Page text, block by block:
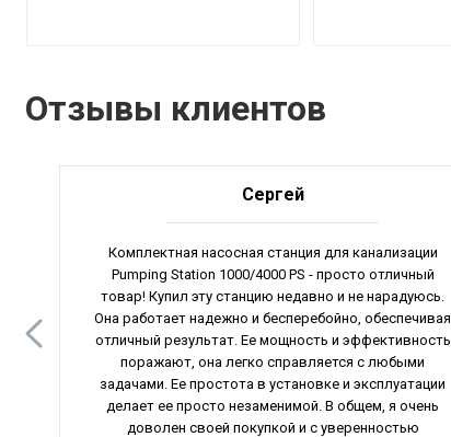
Отзывы клиентов
Сергей
Комплектная насосная станция для канализации
Pumping Station 1000/4000 PS - просто отличный
товар! Купил эту станцию недавно и не нарадуюсь.
Она работает надежно и бесперебойно, обеспечивая
отличный результат. Ее мощность и эффективность
поражают, она легко справляется с любыми
задачами. Ее простота в установке и эксплуатации
делает ее просто незаменимой. В общем, я очень
доволен своей покупкой и с уверенностью